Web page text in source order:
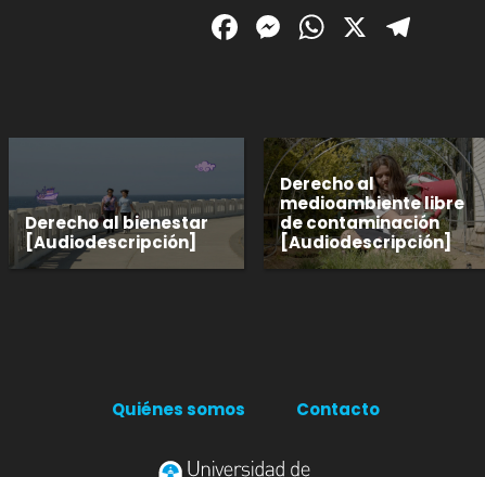
Facebook
Messenger
WhatsApp
X
Derecho al bienestar
[Audiodescripción]
Derecho al
medioambiente libre
de contaminación
[Audiodescripción]
Quiénes somos Contacto